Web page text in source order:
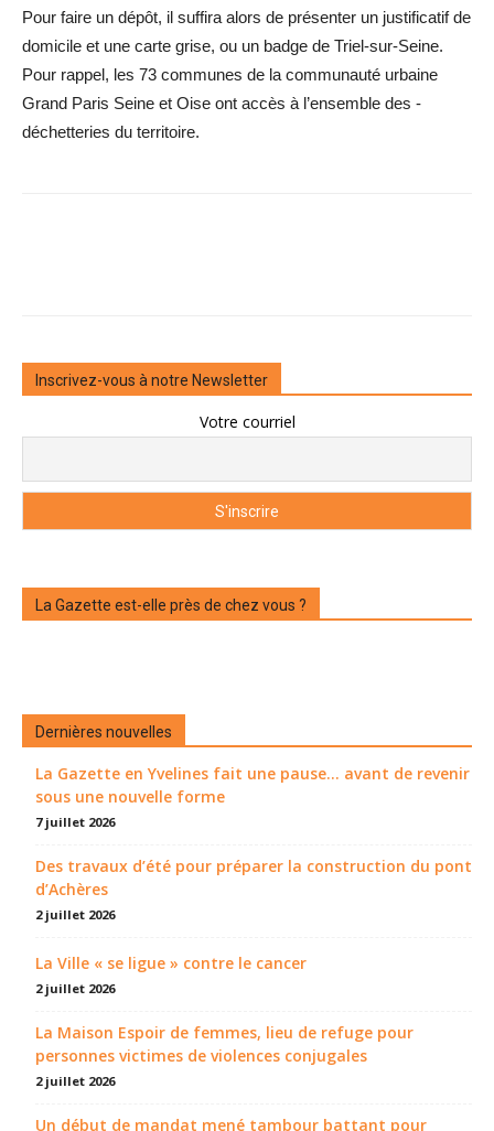
Pour faire un dépôt, il suffira alors de présenter un justificatif de
domicile et une carte grise, ou un badge de Triel-sur-Seine.
Pour rappel, les 73 communes de la communauté urbaine
Grand Paris Seine et Oise ont accès à l’ensemble des ­
déchetteries du territoire.
Inscrivez-vous à notre Newsletter
Votre courriel
La Gazette est-elle près de chez vous ?
Dernières nouvelles
La Gazette en Yvelines fait une pause... avant de revenir
sous une nouvelle forme
7 juillet 2026
Des travaux d’été pour préparer la construction du pont
d’Achères
2 juillet 2026
La Ville « se ligue » contre le cancer
2 juillet 2026
La Maison Espoir de femmes, lieu de refuge pour
personnes victimes de violences conjugales
2 juillet 2026
Un début de mandat mené tambour battant pour